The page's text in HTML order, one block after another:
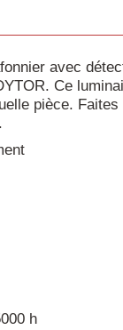
avec
Ce
pièce.
h